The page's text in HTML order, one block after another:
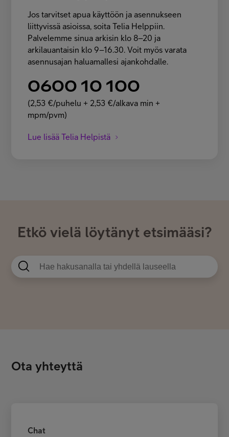
Jos tarvitset apua käyttöön ja asennukseen
liittyvissä asioissa, soita Telia Helppiin.
Palvelemme sinua arkisin klo 8–20 ja
arkilauantaisin klo 9–16.30. Voit myös varata
asennusajan haluamallesi ajankohdalle.
0600 10 100
(2,53 €/puhelu + 2,53 €/alkava min +
mpm/pvm)
Lue lisää Telia Helpistä
Etkö vielä löytänyt etsimääsi?
Ota yhteyttä
Chat